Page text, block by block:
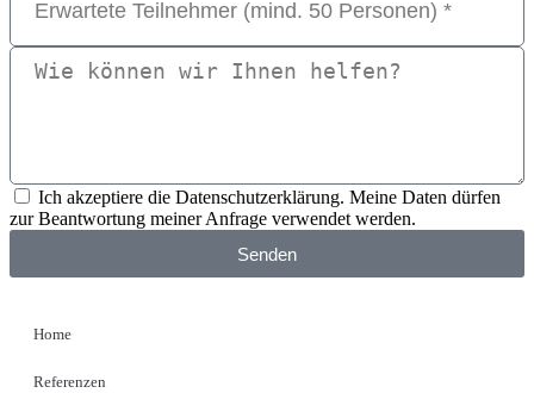
Ich akzeptiere die Datenschutzerklärung. Meine Daten dürfen
zur Beantwortung meiner Anfrage verwendet werden.
Senden
Home
Referenzen